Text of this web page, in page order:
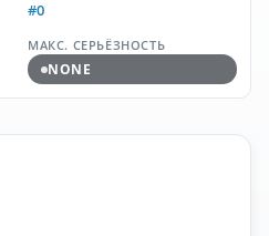
#0
МАКС. СЕРЬЁЗНОСТЬ
NONE